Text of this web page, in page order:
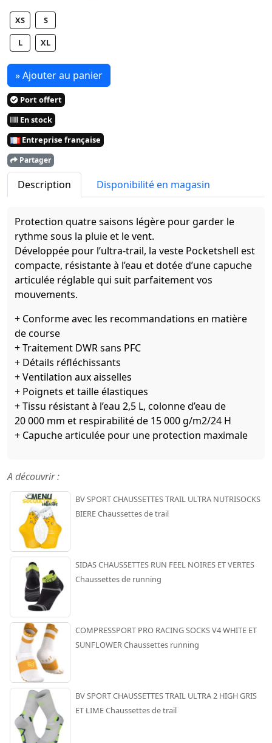
XS S
L XL
» Ajouter au panier
Port offert
En stock
Entreprise française
Partager
Description Disponibilité en magasin
Protection quatre saisons légère pour garder le
rythme sous la pluie et le vent.
Développée pour l’ultra-trail, la veste Pocketshell est
compacte, résistante à l’eau et dotée d’une capuche
articulée réglable qui suit parfaitement vos
mouvements.
+ Conforme avec les recommandations en matière
de course
+ Traitement DWR sans PFC
+ Détails réfléchissants
+ Ventilation aux aisselles
+ Poignets et taille élastiques
+ Tissu résistant à l’eau 2,5 L, colonne d’eau de
20 000 mm et respirabilité de 15 000 g/m2/24 H
+ Capuche articulée pour une protection maximale
A découvrir :
BV SPORT CHAUSSETTES TRAIL ULTRA NUTRISOCKS
BIERE Chaussettes de trail
SIDAS CHAUSSETTES RUN FEEL NOIRES ET VERTES
Chaussettes de running
COMPRESSPORT PRO RACING SOCKS V4 WHITE ET
SUNFLOWER Chaussettes running
BV SPORT CHAUSSETTES TRAIL ULTRA 2 HIGH GRIS
ET LIME Chaussettes de trail